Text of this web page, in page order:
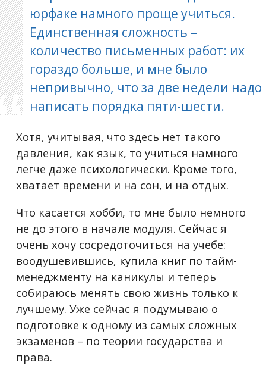
юрфаке намного проще учиться.
Единственная сложность –
количество письменных работ: их
гораздо больше, и мне было
непривычно, что за две недели надо
написать порядка пяти-шести.
Хотя, учитывая, что здесь нет такого
давления, как язык, то учиться намного
легче даже психологически. Кроме того,
хватает времени и на сон, и на отдых.
Что касается хобби, то мне было немного
не до этого в начале модуля. Сейчас я
очень хочу сосредоточиться на учебе:
воодушевившись, купила книг по тайм-
менеджменту на каникулы и теперь
собираюсь менять свою жизнь только к
лучшему. Уже сейчас я подумываю о
подготовке к одному из самых сложных
экзаменов – по теории государства и
права.